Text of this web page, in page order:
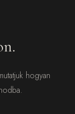
hogyan